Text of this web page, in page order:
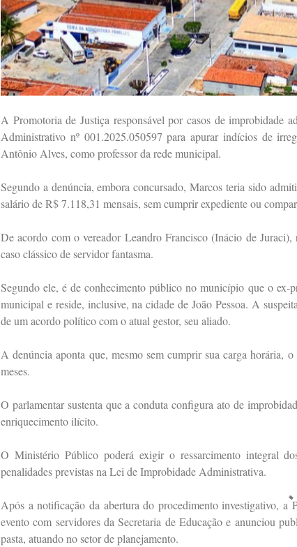
A Promotoria de Justiça responsável por casos de improbidade
Administrativo nº 001.2025.050597 para apurar indícios de
Antônio Alves, como professor da rede municipal.
Segundo a denúncia, embora concursado, Marcos teria sido
salário de R$ 7.118,31 mensais, sem cumprir expediente ou
De acordo com o vereador Leandro Francisco (Inácio de
caso clássico de servidor fantasma.
Segundo ele, é de conhecimento público no município que o ex-
municipal e reside, inclusive, na cidade de João Pessoa. A
de um acordo político com o atual gestor, seu aliado.
A denúncia aponta que, mesmo sem cumprir sua carga horária,
meses.
O parlamentar sustenta que a conduta configura ato de
enriquecimento ilícito.
O Ministério Público poderá exigir o ressarcimento integral
penalidades previstas na Lei de Improbidade Administrativa.
Após a notificação da abertura do procedimento investigativo, a
evento com servidores da Secretaria de Educação e anunciou
pasta, atuando no setor de planejamento.